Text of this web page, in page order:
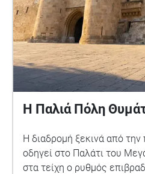
Η Παλιά Πόλη
Η διαδρομή ξεκινά από
οδηγεί στο Παλάτι του
στα τείχη ο ρυθμός